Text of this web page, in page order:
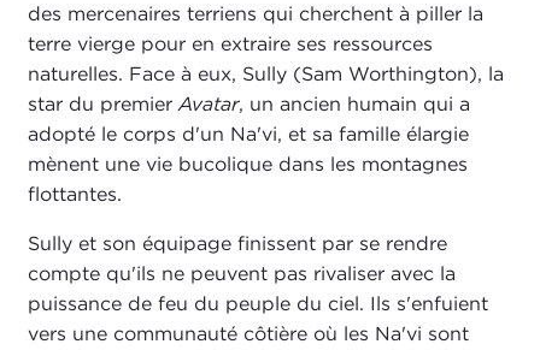
des mercenaires terriens qui cherchent à piller la
terre vierge pour en extraire ses ressources
naturelles. Face à eux, Sully (Sam Worthington), la
star du premierAvatar, un ancien humain qui a
adopté le corps d'un Na'vi, et sa famille élargie
mènent une vie bucolique dans les montagnes
flottantes.
Sully et son équipage finissent par se rendre
compte qu'ils ne peuvent pas rivaliser avec la
puissance de feu du peuple du ciel. Ils s'enfuient
vers une communauté côtière où les Na'vi sont